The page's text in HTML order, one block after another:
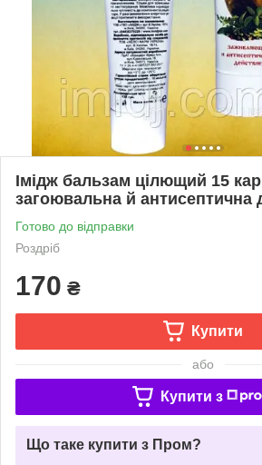
Імідж бальзам цілющий 15
загоювальна й антисептична
Готово до відправки
Роздріб
170 ₴
Купити
або
Купити з
Що таке купити з Пром?